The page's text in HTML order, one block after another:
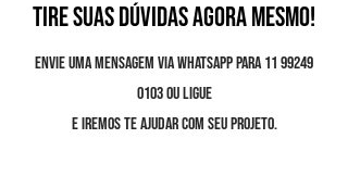
TIRE SUAS DÚVIDAS AGORA MESMO!
Envie uma mensagem via Whatsapp para11 99249
0103ou ligue
e iremos te ajudar com seu projeto.